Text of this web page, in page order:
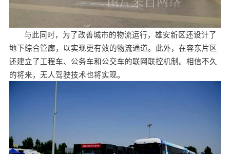
与此同时，为了改善城市的物流运行，雄安新区还设计了
地下综合管廊，以实现更有效的物流通道。此外，在容东片区
还建立了工程车、公务车和公交车的联网联控机制。相信不久
的将来，无人驾驶技术也将实现。